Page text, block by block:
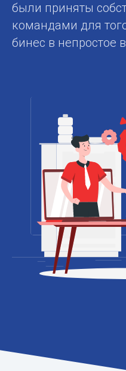
были приняты
командами для
бинес в непростое